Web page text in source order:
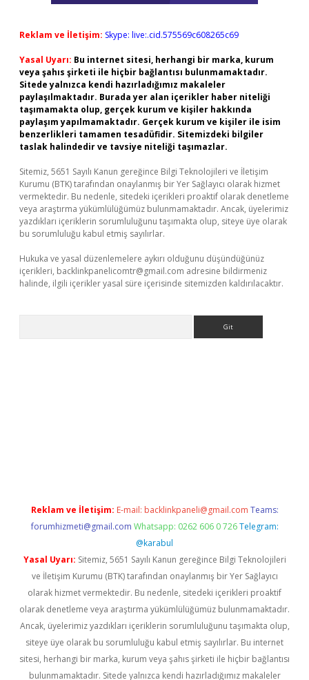
Reklam ve İletişim: Skype: live:.cid.575569c608265c69
Yasal Uyarı: Bu internet sitesi, herhangi bir marka, kurum
veya şahıs şirketi ile hiçbir bağlantısı bulunmamaktadır.
Sitede yalnızca kendi hazırladığımız makaleler
paylaşılmaktadır. Burada yer alan içerikler haber niteliği
taşımamakta olup, gerçek kurum ve kişiler hakkında
paylaşım yapılmamaktadır. Gerçek kurum ve kişiler ile isim
benzerlikleri tamamen tesadüfidir. Sitemizdeki bilgiler
taslak halindedir ve tavsiye niteliği taşımazlar.
Sitemiz, 5651 Sayılı Kanun gereğince Bilgi Teknolojileri ve İletişim
Kurumu (BTK) tarafından onaylanmış bir Yer Sağlayıcı olarak hizmet
vermektedir. Bu nedenle, sitedeki içerikleri proaktif olarak denetleme
veya araştırma yükümlülüğümüz bulunmamaktadır. Ancak, üyelerimiz
yazdıkları içeriklerin sorumluluğunu taşımakta olup, siteye üye olarak
bu sorumluluğu kabul etmiş sayılırlar.
Hukuka ve yasal düzenlemelere aykırı olduğunu düşündüğünüz
içerikleri, backlinkpanelicomtr@gmail.com adresine bildirmeniz
halinde, ilgili içerikler yasal süre içerisinde sitemizden kaldırılacaktır.
Reklam ve İletişim: E-mail: backlinkpaneli@gmail.com Teams:
forumhizmeti@gmail.com Whatsapp: 0262 606 0 726 Telegram:
@karabul
Yasal Uyarı: Sitemiz, 5651 Sayılı Kanun gereğince Bilgi Teknolojileri
ve İletişim Kurumu (BTK) tarafından onaylanmış bir Yer Sağlayıcı
olarak hizmet vermektedir. Bu nedenle, sitedeki içerikleri proaktif
olarak denetleme veya araştırma yükümlülüğümüz bulunmamaktadır.
Ancak, üyelerimiz yazdıkları içeriklerin sorumluluğunu taşımakta olup,
siteye üye olarak bu sorumluluğu kabul etmiş sayılırlar. Bu internet
sitesi, herhangi bir marka, kurum veya şahıs şirketi ile hiçbir bağlantısı
bulunmamaktadır. Sitede yalnızca kendi hazırladığımız makaleler